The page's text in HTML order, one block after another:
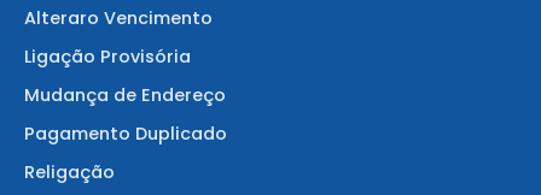
Alteraro Vencimento
Ligação Provisória
Mudança de Endereço
Pagamento Duplicado
Religação